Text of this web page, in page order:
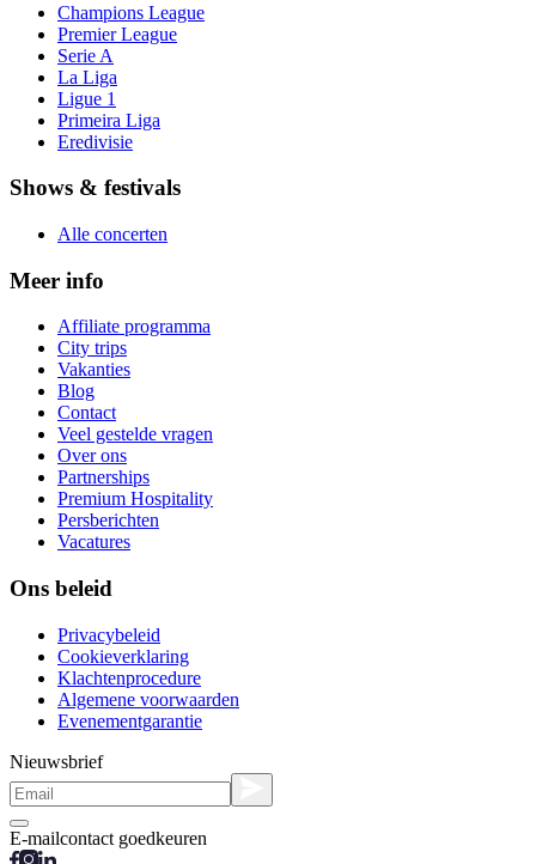
Champions League
Premier League
Serie A
La Liga
Ligue 1
Primeira Liga
Eredivisie
Shows & festivals
Alle concerten
Meer info
Affiliate programma
City trips
Vakanties
Blog
Contact
Veel gestelde vragen
Over ons
Partnerships
Premium Hospitality
Persberichten
Vacatures
Ons beleid
Privacybeleid
Cookieverklaring
Klachtenprocedure
Algemene voorwaarden
Evenementgarantie
Nieuwsbrief
E-mailcontact goedkeuren